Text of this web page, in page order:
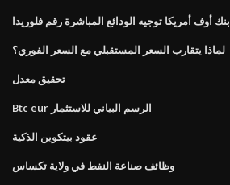
بنك أوف أمريكا توجيه الودائع المباشرة رقم فلوريدا
لماذا يتقارب السعر المستقبلي مع السعر الفوري؟
تحقيق معدل
Btc eur الرسم البياني للاستثمار
عقود بيتكوين الذكية
وظائف صناعة النفط في ولاية تكساس